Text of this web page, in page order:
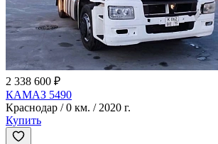
2 338 600 ₽
КАМАЗ 5490
Краснодар / 0 км. / 2020 г.
Купить